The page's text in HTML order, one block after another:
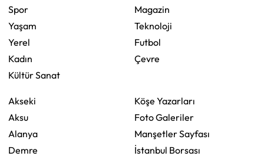
Spor
Yaşam
Yerel
Kadın
Kültür Sanat
Magazin
Teknoloji
Futbol
Çevre
Akseki
Aksu
Alanya
Demre
Köşe Yazarları
Foto Galeriler
Manşetler Sayfası
İstanbul Borsası